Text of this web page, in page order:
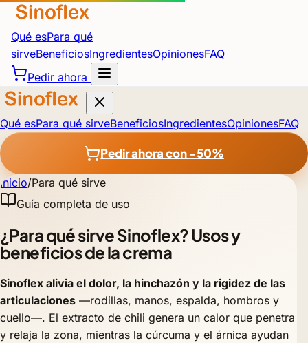
Qué esPara qué
sirveBeneficiosIngredientesOpinionesFAQ
Pedir ahora
Qué esPara qué sirveBeneficiosIngredientesOpinionesFAQ
Pedir ahora con −50%
Inicio/Para qué sirve
Guía completa de uso
¿Para qué sirve Sinoflex? Usos y
beneficios de la crema
Sinoflex alivia el dolor, la hinchazón y la rigidez de las
articulaciones —rodillas, manos, espalda, hombros y
cuello—. El extracto de chili genera un calor que penetra
y relaja la zona, mientras la cúrcuma y el árnica ayudan